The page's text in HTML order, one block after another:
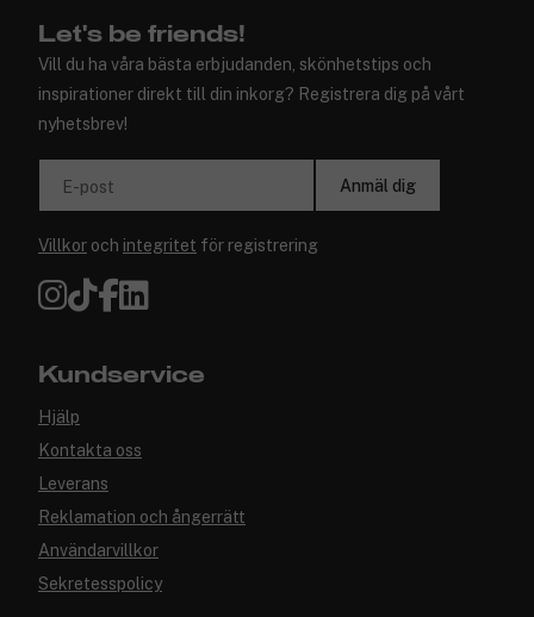
Let's be friends!
Vill du ha våra bästa erbjudanden, skönhetstips och
inspirationer direkt till din inkorg? Registrera dig på vårt
nyhetsbrev!
E-post Anmäl dig
Villkor och integritet för registrering
Kundservice
Hjälp
Kontakta oss
Leverans
Reklamation och ångerrätt
Användarvillkor
Sekretesspolicy